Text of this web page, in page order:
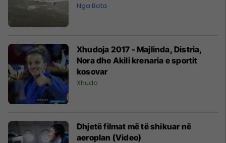
Nga Bota
Xhudoja 2017 - Majlinda, Distria,
Nora dhe Akili krenaria e sportit
kosovar
Xhudo
Dhjetë filmat më të shikuar në
aeroplan (Video)